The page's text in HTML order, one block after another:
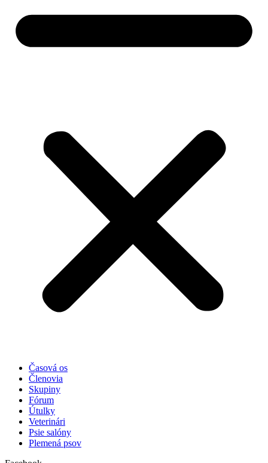
Časová os
Členovia
Skupiny
Fórum
Útulky
Veterinári
Psie salóny
Plemená psov